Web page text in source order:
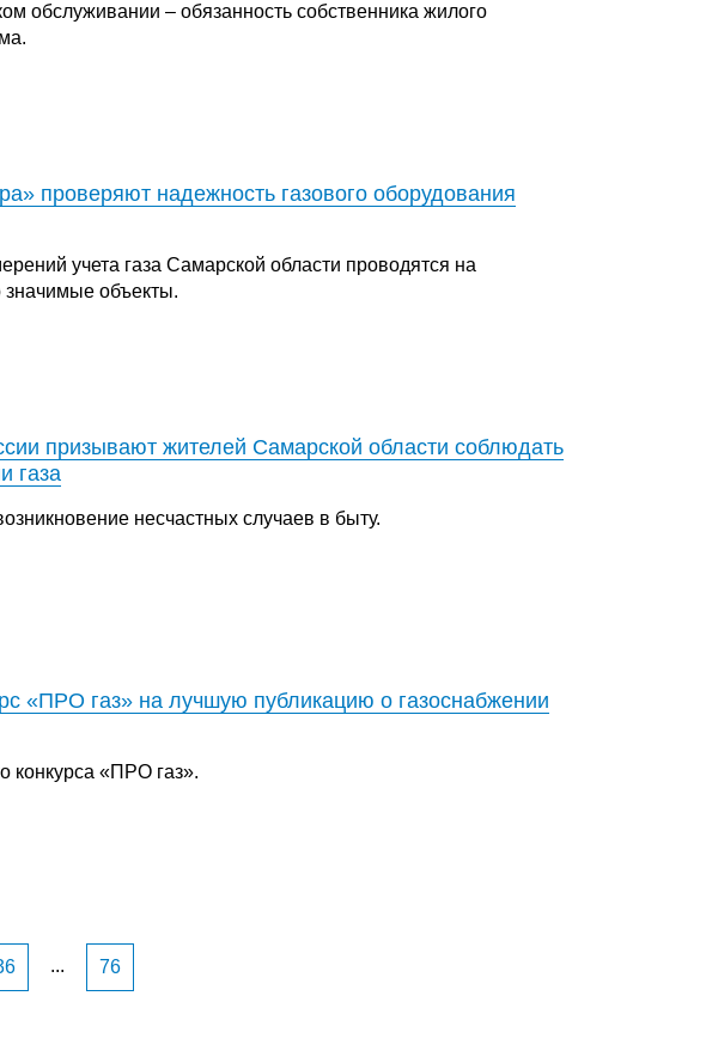
обслуживании – обязанность собственника жилого
проверяют надежность газового оборудования
учета газа Самарской области проводятся на
значимые объекты.
призывают жителей Самарской области соблюдать
газа
несчастных случаев в быту.
«ПРО газ» на лучшую публикацию о газоснабжении
конкурса «ПРО газ».
... 76